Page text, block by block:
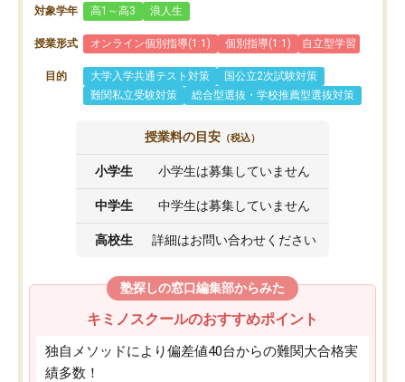
対象学年 高1～高3 浪人生
授業形式 オンライン個別指導(1:1) 個別指導(1:1) 自立型学習
目的 大学入学共通テスト対策
国公立2次試験対策
難関私立受験対策
総合型選抜・学校推薦型選抜対策
授業料の目安 （税込）
小学生 小学生は募集していません
中学生 中学生は募集していません
高校生 詳細はお問い合わせください
塾探しの窓口編集部からみた
キミノスクールのおすすめポイント
独自メソッドにより偏差値40台からの難関大合格実
績多数！